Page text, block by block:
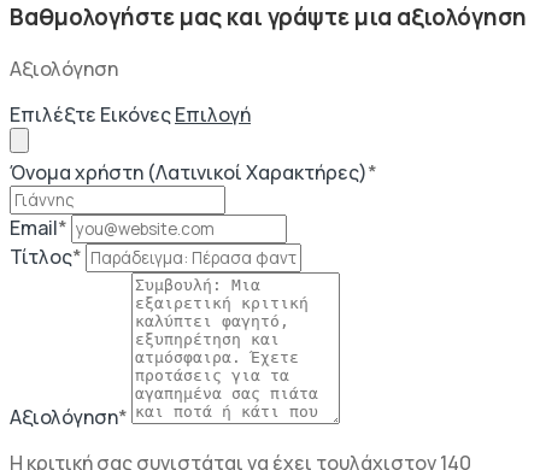
Βαθμολογήστε μας και γράψτε μια αξιολόγηση
Αξιολόγηση
Επιλέξτε ΕικόνεςΕπιλογή
Όνομα χρήστη (Λατινικοί Χαρακτήρες)*
Email*
Τίτλος*
Αξιολόγηση*
Η κριτική σας συνιστάται να έχει τουλάχιστον 140